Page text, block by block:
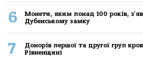
6
Монети, яким понад 100 років,
Дубенському замку
7
Донорів першої та другої груп
Рівненщині